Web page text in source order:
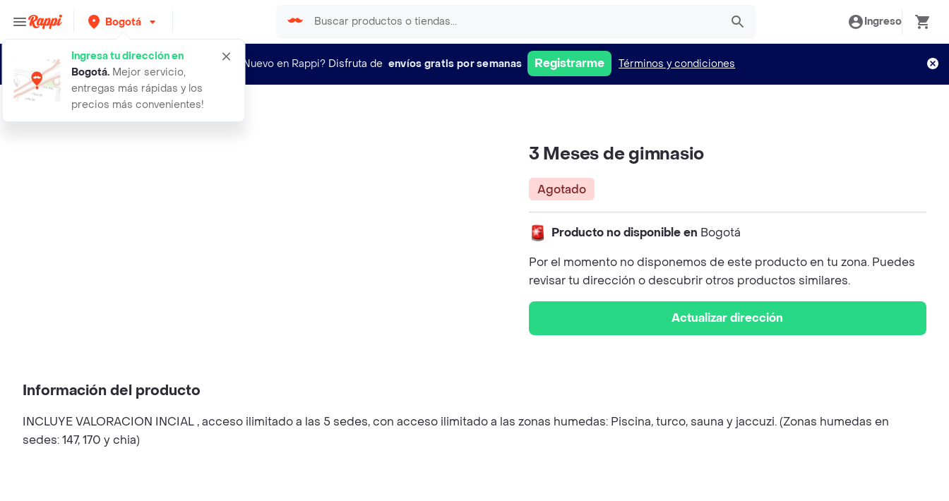
Bogotá
Ingresa tu dirección en
Bogotá. Mejor servicio,
entregas más rápidas y los
precios más convenientes!
Ingreso
¿Nuevo en Rappi? Disfruta de envíos gratis por semanas Registrarme Términos y condiciones
3 meses de gimnasio
3 Meses de gimnasio
Agotado
Producto no disponible en Bogotá
Por el momento no disponemos de este producto en tu zona. Puedes
revisar tu dirección o descubrir otros productos similares.
Actualizar dirección
Información del producto
INCLUYE VALORACION INCIAL , acceso ilimitado a las 5 sedes, con acceso ilimitado a las zonas humedas: Piscina, turco, sauna y jaccuzi. (Zonas humedas en
sedes: 147, 170 y chia)